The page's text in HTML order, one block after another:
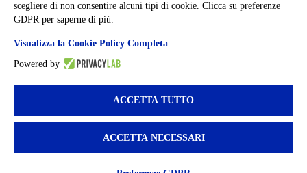
Sezione Copyright
Copyright 2026 | Engineered and powered by Gruppo Spaggiari
Parma S.p.A. | Divisione Publishing & New Social Media
scegliere di non consentire alcuni tipi di cookie. Clicca su preferenze
GDPR per saperne di più.
Visualizza la Cookie Policy Completa
Powered by
ACCETTA TUTTO
ACCETTA NECESSARI